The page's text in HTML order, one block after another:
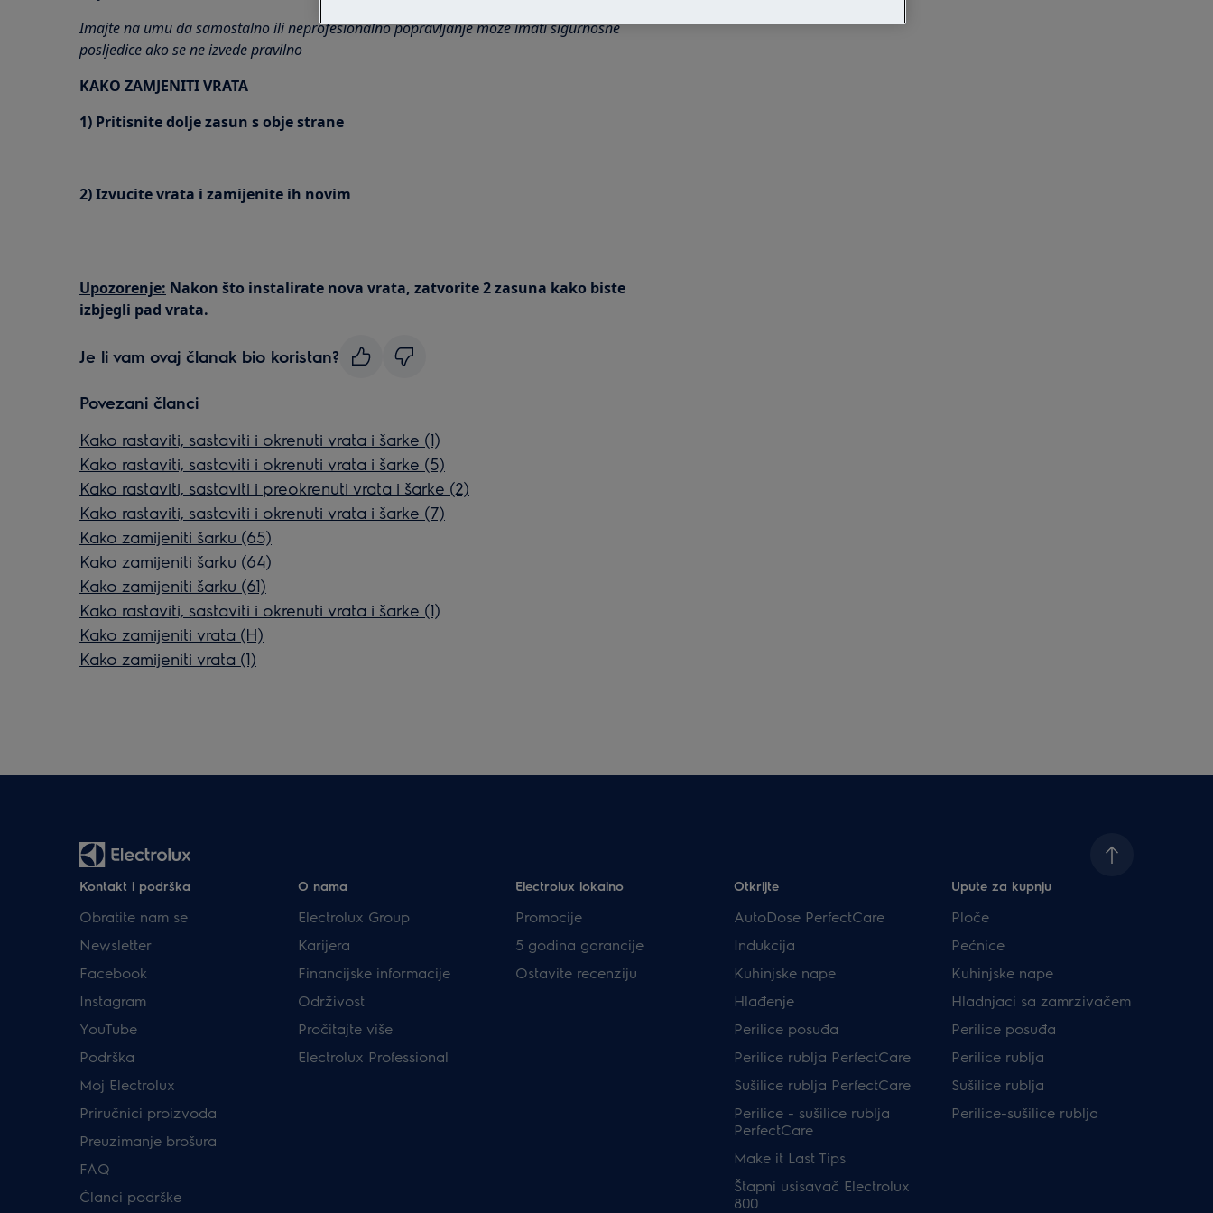
Imajte na umu da samostalno ili neprofesionalno popravljanje može imati sigurnosne
posljedice ako se ne izvede pravilno
KAKO ZAMJENITI VRATA
1) Pritisnite dolje zasun s obje strane
2) Izvucite vrata i zamijenite ih novim
Upozorenje: Nakon što instalirate nova vrata, zatvorite 2 zasuna kako biste
izbjegli pad vrata.
Je li vam ovaj članak bio koristan?
Povezani članci
Kako rastaviti, sastaviti i okrenuti vrata i šarke (1)
Kako rastaviti, sastaviti i okrenuti vrata i šarke (5)
Kako rastaviti, sastaviti i preokrenuti vrata i šarke (2)
Kako rastaviti, sastaviti i okrenuti vrata i šarke (7)
Kako zamijeniti šarku (65)
Kako zamijeniti šarku (64)
Kako zamijeniti šarku (61)
Kako rastaviti, sastaviti i okrenuti vrata i šarke (1)
Kako zamijeniti vrata (H)
Kako zamijeniti vrata (1)
Kontakt i podrška
Obratite nam se
Newsletter
Facebook
Instagram
YouTube
Podrška
Moj Electrolux
Priručnici proizvoda
Preuzimanje brošura
FAQ
Članci podrške
O nama
Electrolux Group
Karijera
Financijske informacije
Održivost
Pročitajte više
Electrolux Professional
Electrolux lokalno
Promocije
5 godina garancije
Ostavite recenziju
Otkrijte
AutoDose PerfectCare
Indukcija
Kuhinjske nape
Hlađenje
Perilice posuđa
Perilice rublja PerfectCare
Sušilice rublja PerfectCare
Perilice - sušilice rublja
PerfectCare
Make it Last Tips
Štapni usisavač Electrolux
800
Upute za kupnju
Ploče
Pećnice
Kuhinjske nape
Hladnjaci sa zamrzivačem
Perilice posuđa
Perilice rublja
Sušilice rublja
Perilice-sušilice rublja